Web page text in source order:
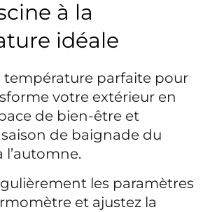
à la
idéale
température parfaite pour
votre extérieur en
de bien-être et
de baignade du
les paramètres
et ajustez la